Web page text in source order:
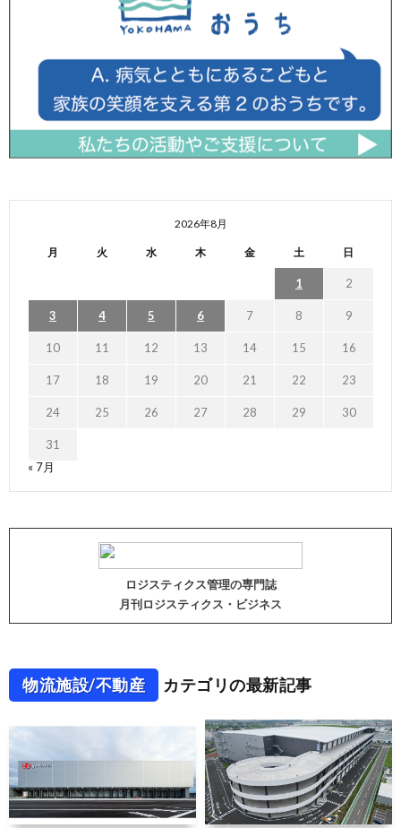
2026年8月
月 火 水 木 金 土 日
1 2
3 4 5 6 7 8 9
10 11 12 13 14 15 16
17 18 19 20 21 22 23
24 25 26 27 28 29 30
31
« 7月
ロジスティクス管理の専門誌
月刊ロジスティクス・ビジネス
物流施設/不動産 カテゴリの最新記事